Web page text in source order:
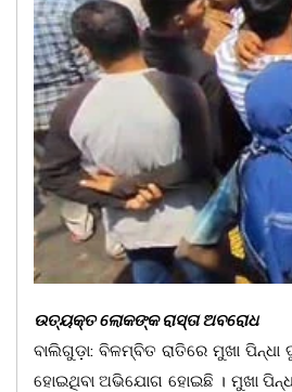
ଉତ୍ୟକ୍ତ ଲୋକଙ୍କ ରାସ୍ତା ଅବରୋଧ
ବାଲିଗୁଡ଼ା: ବିଳମ୍ବିତ ରାତିରେ ମୁଖା
ହୋଇଥିବା ଅଭିଯୋଗ ହୋଇଛି । ମୁଖା